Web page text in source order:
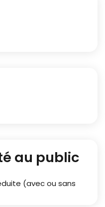
au public
(avec ou sans